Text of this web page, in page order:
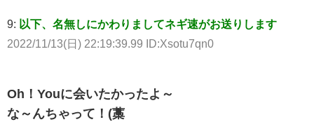
9: 以下、名無しにかわりましてネギ速がお送りします
2022/11/13(日) 22:19:39.99 ID:Xsotu7qn0
Oh！Youに会いたかったよ～
な～んちゃって！(藁